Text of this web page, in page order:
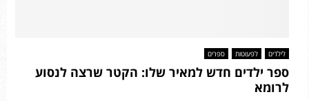
לילדים לפעוטות ספרים
ספר ילדים חדש למאיר שלו: הקטר שרצה לנסוע
לרומא